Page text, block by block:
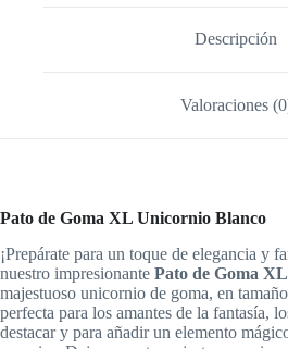
Descripción
Valoraciones
Pato de Goma XL Unicornio Blanco
¡Prepárate para un toque de elegancia y
nuestro impresionante Pato de Goma
majestuoso unicornio de goma, en
perfecta para los amantes de la fantasía,
destacar y para añadir un elemento